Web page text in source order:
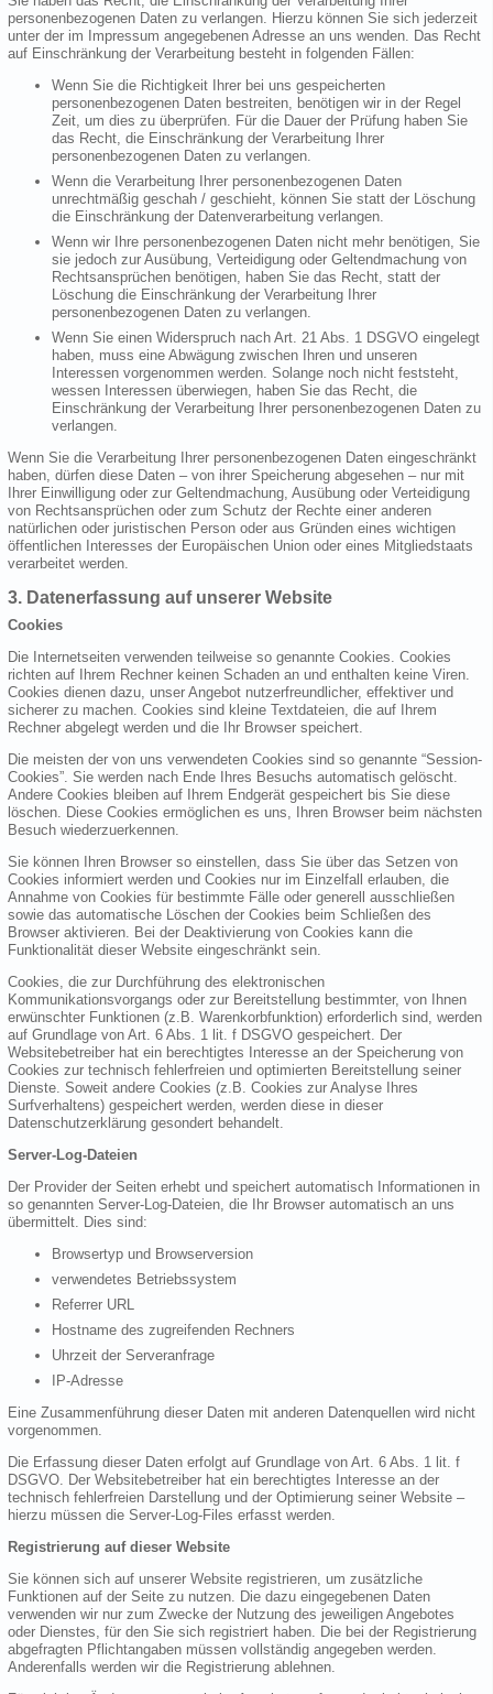
personenbezogenen Daten zu verlangen. Hierzu können Sie sich jederzeit
unter der im Impressum angegebenen Adresse an uns wenden. Das Recht
auf Einschränkung der Verarbeitung besteht in folgenden Fällen:
Wenn Sie die Richtigkeit Ihrer bei uns gespeicherten
personenbezogenen Daten bestreiten, benötigen wir in der Regel
Zeit, um dies zu überprüfen. Für die Dauer der Prüfung haben Sie
das Recht, die Einschränkung der Verarbeitung Ihrer
personenbezogenen Daten zu verlangen.
Wenn die Verarbeitung Ihrer personenbezogenen Daten
unrechtmäßig geschah / geschieht, können Sie statt der Löschung
die Einschränkung der Datenverarbeitung verlangen.
Wenn wir Ihre personenbezogenen Daten nicht mehr benötigen, Sie
sie jedoch zur Ausübung, Verteidigung oder Geltendmachung von
Rechtsansprüchen benötigen, haben Sie das Recht, statt der
Löschung die Einschränkung der Verarbeitung Ihrer
personenbezogenen Daten zu verlangen.
Wenn Sie einen Widerspruch nach Art. 21 Abs. 1 DSGVO eingelegt
haben, muss eine Abwägung zwischen Ihren und unseren
Interessen vorgenommen werden. Solange noch nicht feststeht,
wessen Interessen überwiegen, haben Sie das Recht, die
Einschränkung der Verarbeitung Ihrer personenbezogenen Daten zu
verlangen.
Wenn Sie die Verarbeitung Ihrer personenbezogenen Daten eingeschränkt
haben, dürfen diese Daten – von ihrer Speicherung abgesehen – nur mit
Ihrer Einwilligung oder zur Geltendmachung, Ausübung oder Verteidigung
von Rechtsansprüchen oder zum Schutz der Rechte einer anderen
natürlichen oder juristischen Person oder aus Gründen eines wichtigen
öffentlichen Interesses der Europäischen Union oder eines Mitgliedstaats
verarbeitet werden.
3. Datenerfassung auf unserer Website
Cookies
Die Internetseiten verwenden teilweise so genannte Cookies. Cookies
richten auf Ihrem Rechner keinen Schaden an und enthalten keine Viren.
Cookies dienen dazu, unser Angebot nutzerfreundlicher, effektiver und
sicherer zu machen. Cookies sind kleine Textdateien, die auf Ihrem
Rechner abgelegt werden und die Ihr Browser speichert.
Die meisten der von uns verwendeten Cookies sind so genannte “Session-
Cookies”. Sie werden nach Ende Ihres Besuchs automatisch gelöscht.
Andere Cookies bleiben auf Ihrem Endgerät gespeichert bis Sie diese
löschen. Diese Cookies ermöglichen es uns, Ihren Browser beim nächsten
Besuch wiederzuerkennen.
Sie können Ihren Browser so einstellen, dass Sie über das Setzen von
Cookies informiert werden und Cookies nur im Einzelfall erlauben, die
Annahme von Cookies für bestimmte Fälle oder generell ausschließen
sowie das automatische Löschen der Cookies beim Schließen des
Browser aktivieren. Bei der Deaktivierung von Cookies kann die
Funktionalität dieser Website eingeschränkt sein.
Cookies, die zur Durchführung des elektronischen
Kommunikationsvorgangs oder zur Bereitstellung bestimmter, von Ihnen
erwünschter Funktionen (z.B. Warenkorbfunktion) erforderlich sind, werden
auf Grundlage von Art. 6 Abs. 1 lit. f DSGVO gespeichert. Der
Websitebetreiber hat ein berechtigtes Interesse an der Speicherung von
Cookies zur technisch fehlerfreien und optimierten Bereitstellung seiner
Dienste. Soweit andere Cookies (z.B. Cookies zur Analyse Ihres
Surfverhaltens) gespeichert werden, werden diese in dieser
Datenschutzerklärung gesondert behandelt.
Server-Log-Dateien
Der Provider der Seiten erhebt und speichert automatisch Informationen in
so genannten Server-Log-Dateien, die Ihr Browser automatisch an uns
übermittelt. Dies sind:
Browsertyp und Browserversion
verwendetes Betriebssystem
Referrer URL
Hostname des zugreifenden Rechners
Uhrzeit der Serveranfrage
IP-Adresse
Eine Zusammenführung dieser Daten mit anderen Datenquellen wird nicht
vorgenommen.
Die Erfassung dieser Daten erfolgt auf Grundlage von Art. 6 Abs. 1 lit. f
DSGVO. Der Websitebetreiber hat ein berechtigtes Interesse an der
technisch fehlerfreien Darstellung und der Optimierung seiner Website –
hierzu müssen die Server-Log-Files erfasst werden.
Registrierung auf dieser Website
Sie können sich auf unserer Website registrieren, um zusätzliche
Funktionen auf der Seite zu nutzen. Die dazu eingegebenen Daten
verwenden wir nur zum Zwecke der Nutzung des jeweiligen Angebotes
oder Dienstes, für den Sie sich registriert haben. Die bei der Registrierung
abgefragten Pflichtangaben müssen vollständig angegeben werden.
Anderenfalls werden wir die Registrierung ablehnen.